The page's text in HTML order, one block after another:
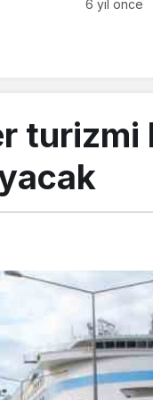
6 yıl önce
turizmi